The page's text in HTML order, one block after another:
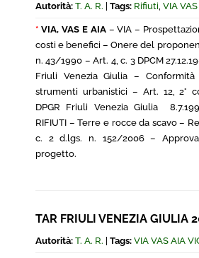
Autorità: T. A. R. Tags: Rifiuti, VIA
* VIA, VAS E AIA – VIA –
costi e benefici – Onere del
n. 43/1990 – Art. 4, c. 3 DPCM
Friuli Venezia Giulia –
strumenti urbanistici – Art. 12, 2°
DPGR Friuli Venezia Giulia
RIFIUTI – Terre e rocce da scavo –
c. 2 d.lgs. n. 152/2006 –
progetto.
TAR FRIULI VENEZIA GIULIA
Autorità: T. A. R. Tags: VIA VAS AIA